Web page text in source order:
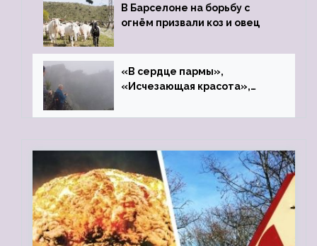
В Барселоне на борьбу с
огнём призвали коз и овец
«В сердце пармы»,
«Исчезающая красота»,